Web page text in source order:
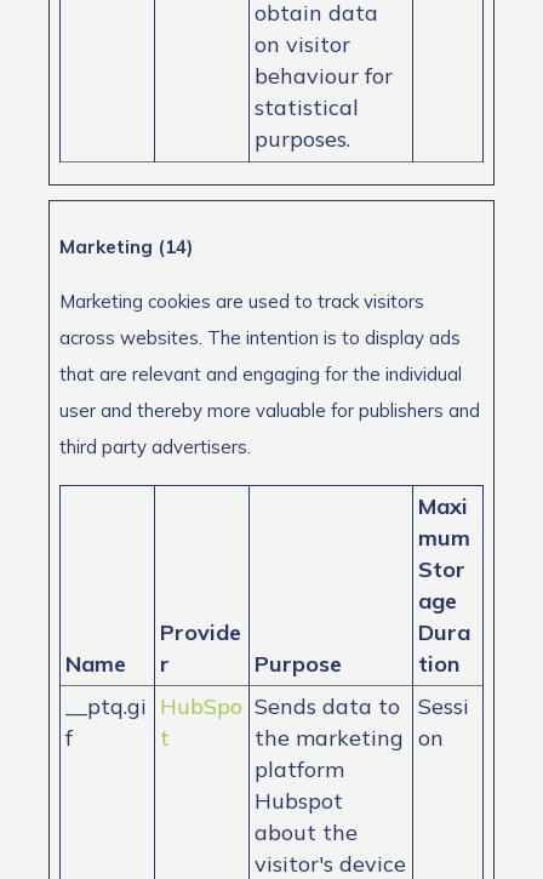
obtain data
on visitor
behaviour for
statistical
purposes.
Marketing (14)
Marketing cookies are used to track visitors
across websites. The intention is to display ads
that are relevant and engaging for the individual
user and thereby more valuable for publishers and
third party advertisers.
Name
Provide
r
Purpose
Maxi
mum
Stor
age
Dura
tion
__ptq.gi
f
HubSpo
t
Sends data to
the marketing
platform
Hubspot
about the
visitor's device
Sessi
on